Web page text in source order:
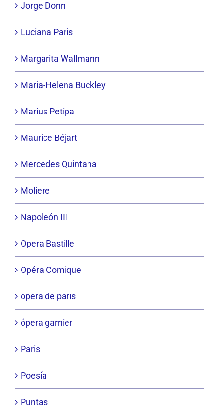
Jorge Donn
Luciana Paris
Margarita Wallmann
Maria-Helena Buckley
Marius Petipa
Maurice Béjart
Mercedes Quintana
Moliere
Napoleón III
Opera Bastille
Opéra Comique
opera de paris
ópera garnier
Paris
Poesía
Puntas